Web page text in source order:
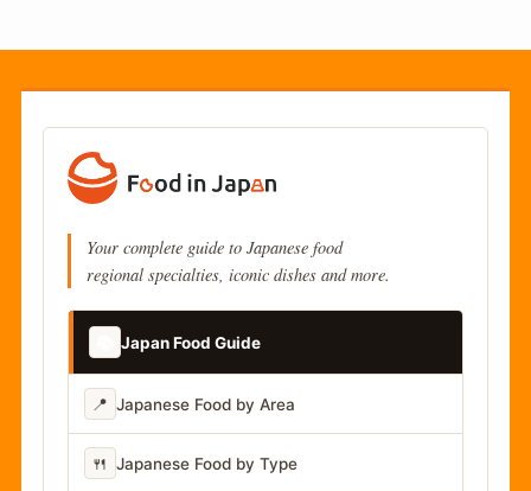
Your complete guide to Japanese food
regional specialties, iconic dishes and more.
Japan Food Guide
📍 Japanese Food by Area
🍴 Japanese Food by Type